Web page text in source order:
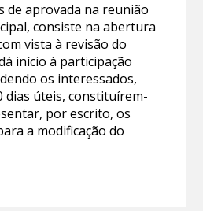
de aprovada na reunião
consiste na abertura
vista à revisão do
início à participação
os interessados,
dias úteis, constituírem-
por escrito, os
a modificação do